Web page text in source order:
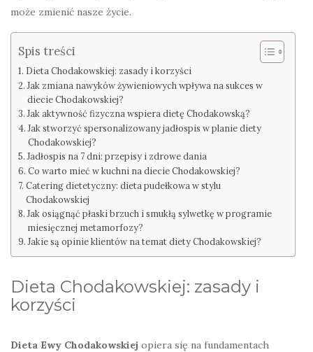
może zmienić nasze życie.
Spis treści
Dieta Chodakowskiej: zasady i korzyści
Jak zmiana nawyków żywieniowych wpływa na sukces w
diecie Chodakowskiej?
Jak aktywność fizyczna wspiera dietę Chodakowską?
Jak stworzyć spersonalizowany jadłospis w planie diety
Chodakowskiej?
Jadłospis na 7 dni: przepisy i zdrowe dania
Co warto mieć w kuchni na diecie Chodakowskiej?
Catering dietetyczny: dieta pudełkowa w stylu
Chodakowskiej
Jak osiągnąć płaski brzuch i smukłą sylwetkę w programie
miesięcznej metamorfozy?
Jakie są opinie klientów na temat diety Chodakowskiej?
Dieta Chodakowskiej: zasady i
korzyści
Dieta Ewy Chodakowskiej opiera się na fundamentach